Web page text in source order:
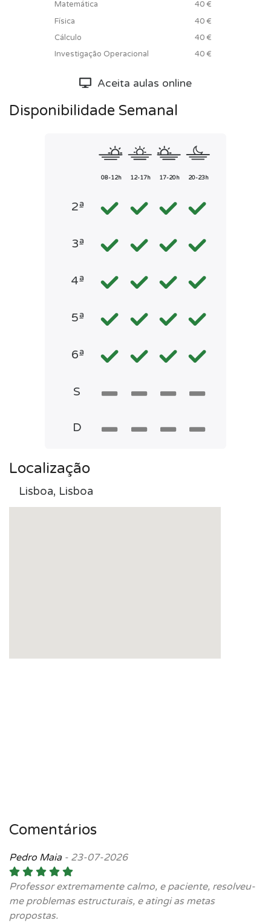
Matemática
40 €
Física
40 €
Cálculo
40 €
Investigação Operacional
40 €
Aceita aulas online
Disponibilidade Semanal
08-12h 12-17h 17-20h 20-23h
2ª
3ª
4ª
5ª
6ª
S
D
Localização
Lisboa, Lisboa
Comentários
Pedro Maia- 23-07-2026
Professor extremamente calmo, e paciente, resolveu-
me problemas estructurais, e atingi as metas
propostas.